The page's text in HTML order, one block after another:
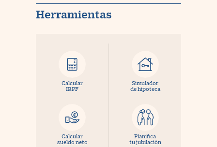
Herramientas
Calcular
IRPF
Simulador
de hipoteca
Calcular
sueldo neto
Planifica
tu jubilación